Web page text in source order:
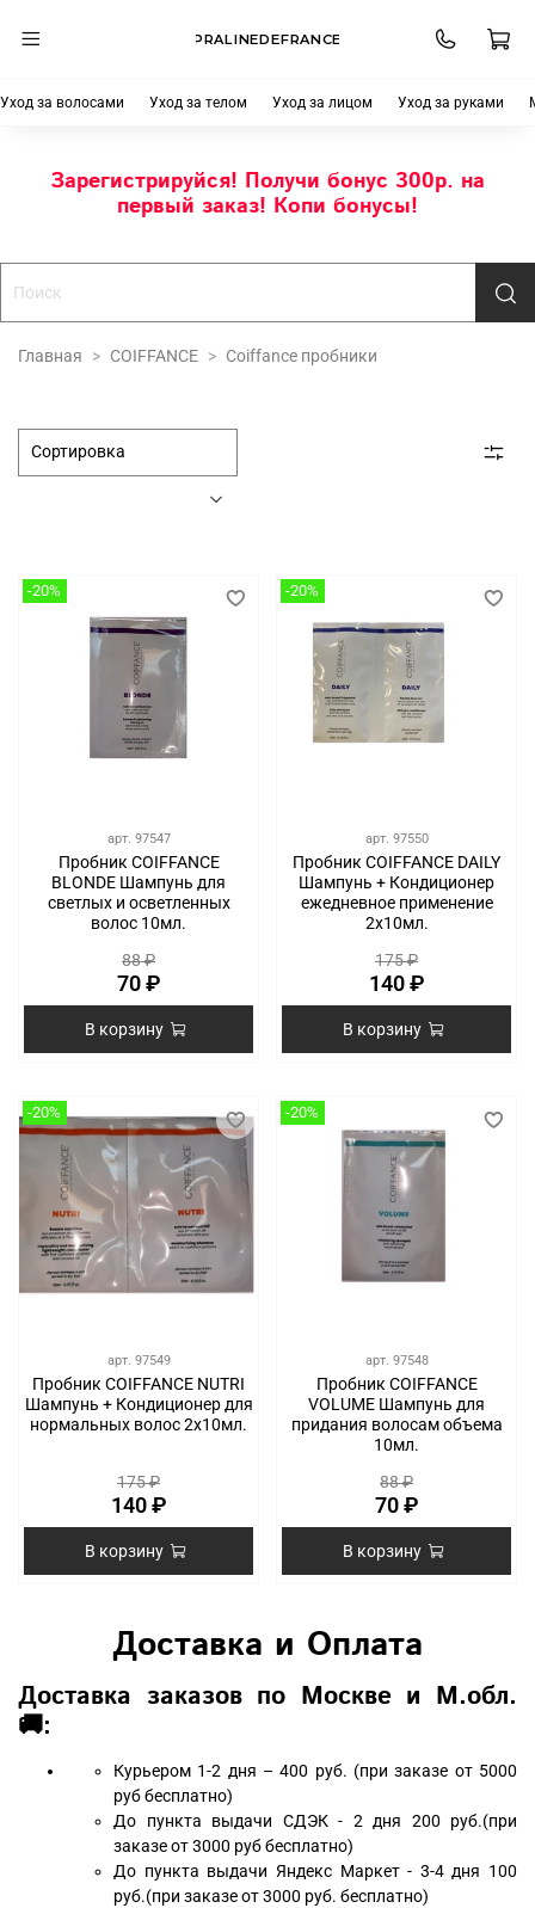
PRALINEDEFRANCE
Уход за волосами Уход за телом Уход за лицом Уход за руками
Зарегистрируйся! Получи бонус 300р. на
первый заказ! Копи бонусы!
Главная COIFFANCE Coiffance пробники
-20%
арт. 97547
Пробник COIFFANCE
BLONDE Шампунь для
светлых и осветленных
волос 10мл.
88 ₽
70 ₽
В корзину
-20%
арт. 97550
Пробник COIFFANCE DAILY
Шампунь + Кондиционер
ежедневное применение
2х10мл.
175 ₽
140 ₽
В корзину
-20%
арт. 97549
Пробник COIFFANCE NUTRI
Шампунь + Кондиционер для
нормальных волос 2х10мл.
175 ₽
140 ₽
В корзину
-20%
арт. 97548
Пробник COIFFANCE
VOLUME Шампунь для
придания волосам объема
10мл.
88 ₽
70 ₽
В корзину
Доставка и Оплата
Доставка заказов по Москве и М.обл.
🚚:
Курьером 1-2 дня – 400 руб. (при заказе от 5000
руб бесплатно)
До пункта выдачи СДЭК - 2 дня 200 руб.(при
заказе от 3000 руб бесплатно)
До пункта выдачи Яндекс Маркет - 3-4 дня 100
руб.(при заказе от 3000 руб. бесплатно)